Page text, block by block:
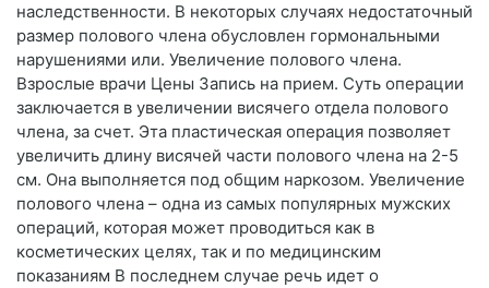
наследственности. В некоторых случаях недостаточный
размер полового члена обусловлен гормональными
нарушениями или. Увеличение полового члена.
Взрослые врачи Цены Запись на прием. Суть операции
заключается в увеличении висячего отдела полового
члена, за счет. Эта пластическая операция позволяет
увеличить длину висячей части полового члена на 2-5
см. Она выполняется под общим наркозом. Увеличение
полового члена – одна из самых популярных мужских
операций, которая может проводиться как в
косметических целях, так и по медицинским
показаниям В последнем случае речь идет о